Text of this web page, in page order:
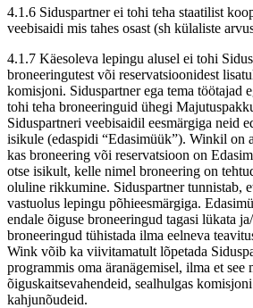
4.1.6 Siduspartner ei tohi teha staatilist
veebisaidi mis tahes osast (sh külaliste
4.1.7 Käesoleva lepingu alusel ei tohi
broneeringutest või reservatsioonidest
komisjoni. Siduspartner ega tema töötajad
tohi teha broneeringuid ühegi
Siduspartneri veebisaidil eesmärgiga neid
isikule (edaspidi “Edasimüük”). Winkil on
kas broneering või reservatsioon on
otse isikult, kelle nimel broneering on
oluline rikkumine. Siduspartner tunnistab,
vastuolus lepingu põhieesmärgiga.
endale õiguse broneeringud tagasi lükata
broneeringud tühistada ilma eelneva
Wink võib ka viivitamatult lõpetada
programmis oma äranägemisel, ilma et see
õiguskaitsevahendeid, sealhulgas
kahjunõudeid.